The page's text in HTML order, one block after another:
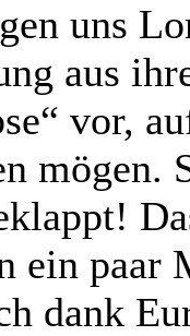
uns
aus
vor,
mögen.
ein paar
dank